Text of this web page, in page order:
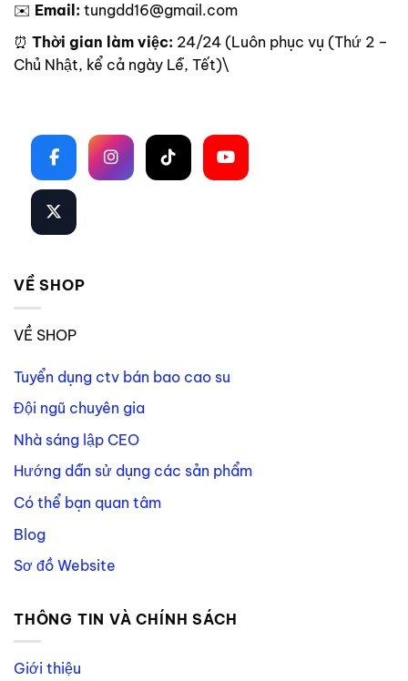
✉️ Email: tungdd16@gmail.com
⏰ Thời gian làm việc: 24/24 (Luôn phục vụ (Thứ 2 –
Chủ Nhật, kể cả ngày Lễ, Tết)\
VỀ SHOP
VỀ SHOP
Tuyển dụng ctv bán bao cao su
Đội ngũ chuyên gia
Nhà sáng lập CEO
Hướng dẫn sử dụng các sản phẩm
Có thể bạn quan tâm
Blog
Sơ đồ Website
THÔNG TIN VÀ CHÍNH SÁCH
Giới thiệu